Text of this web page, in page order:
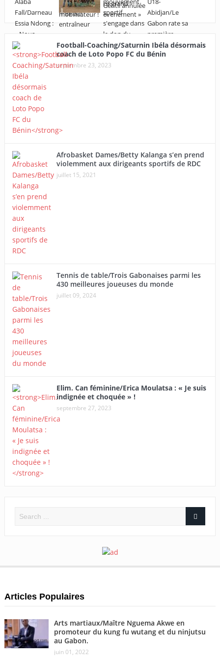
Football-Coaching/Saturnin Ibéla désormais
coach de Loto Popo FC du Bénin
septembre 23, 2023
Afrobasket Dames/Betty Kalanga s’en prend
violemment aux dirigeants sportifs de RDC
juillet 15, 2021
Tennis de table/Trois Gabonaises parmi les
430 meilleures joueuses du monde
juillet 09, 2024
Elim. Can féminine/Erica Moulatsa : « Je suis
indignée et choquée » !
septembre 27, 2023
Articles Populaires
Arts martiaux/Maître Nguema Akwe en
promoteur du kung fu wutang et du ninjutsu
au Gabon.
juin 01, 2022